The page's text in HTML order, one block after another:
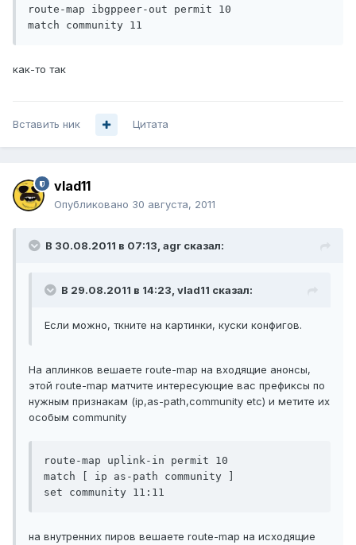
route-map ibgppeer-out permit 10
как-то так
Вставить ник Цитата
vlad11
Опубликовано 30 августа, 2011
В 30.08.2011 в 07:13, agr сказал:
В 29.08.2011 в 14:23, vlad11 сказал:
Если можно, ткните на картинки, куски конфигов.
На аплинков вешаете route-map на входящие анонсы,
этой route-map матчите интересующие вас префиксы по
нужным признакам (ip,as-path,community etc) и метите их
особым community
route-map uplink-in permit 10
match [ ip as-path community ]
на внутренних пиров вешаете route-map на исходящие